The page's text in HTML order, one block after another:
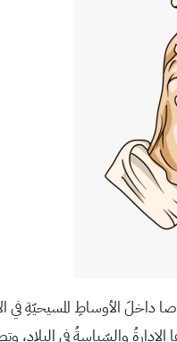
الأوساطِ المسيحيّةِ في
الإدارةُ والسّياسةُ في